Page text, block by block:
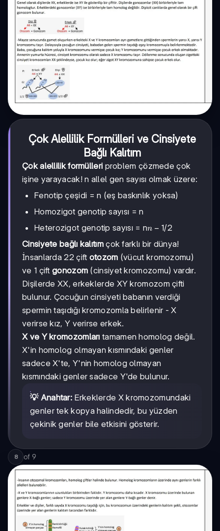
Çok Alellilik Formülleri ve Cinsiyete
Bağlı Kalıtım
Çok alellilik formülleri problem çözmede çok
işine yarayacak! n allel gen sayısı olmak üzere:
Fenotip çeşidi = n (eş baskınlık yoksa)
Homozigot genotip sayısı = n
Heterozigot genotip sayısı = nn-
n − 1/2
Cinsiyete bağlı kalıtımçok farklı bir dünya!
İnsanlarda 22 çift otozom (vücut kromozomu)
ve 1 çift gonozom (cinsiyet kromozomu) vardır.
Dişilerde XX, erkeklerde XY kromozom çifti
bulunur. Çocuğun cinsiyeti babanın verdiği
spermin taşıdığı kromozomla belirlenir - X
verirse kız, Y verirse erkek.
X ve Y kromozomları tamamen homolog değil.
X'in homolog olmayan kısmındaki genler
sadece X'te, Y'nin homolog olmayan
kısmındaki genler sadece Y'de bulunur.
💡 Anahtar: Erkeklerde X kromozomundaki
genler tek kopya halindedir, bu yüzden
çekinik genler bile etkisini gösterir.
8 of 9